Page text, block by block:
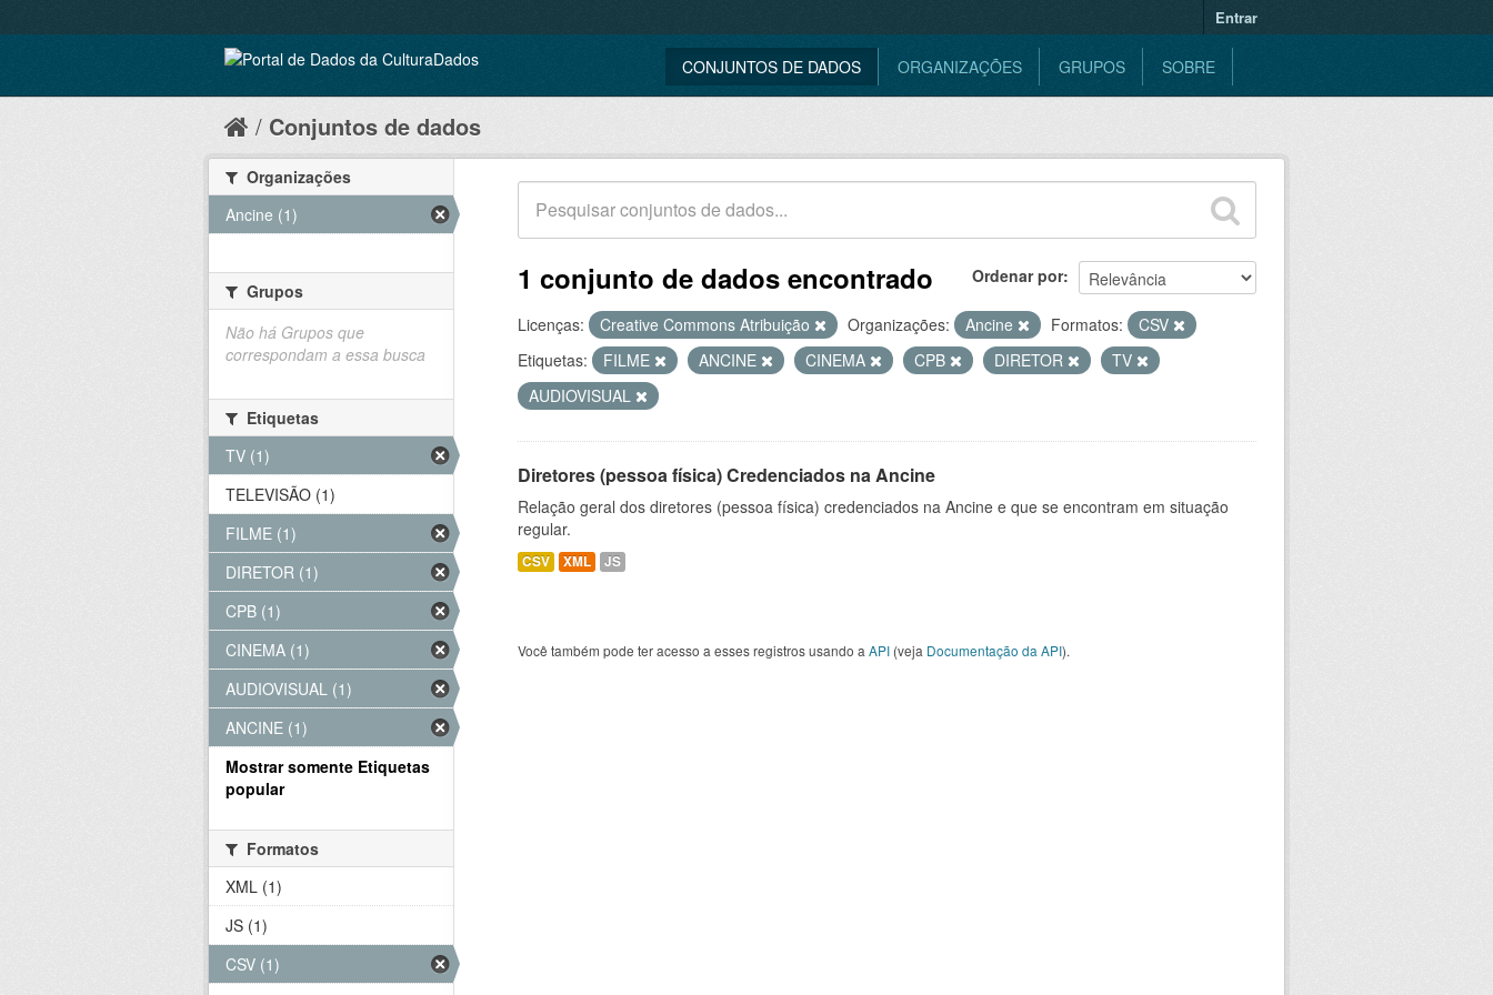
Entrar
CONJUNTOS DE DADOS ORGANIZAÇÕES GRUPOS SOBRE
Conjuntos de dados
Ordenar por
1 conjunto de dados encontrado
Licenças: Creative Commons Atribuição Organizações: Ancine Formatos:
CSV
Etiquetas:
FILME ANCINE CINEMA CPB DIRETOR
TV
AUDIOVISUAL
Diretores (pessoa física) Credenciados na Ancine
Relação geral dos diretores (pessoa física) credenciados na Ancine e que se encontram em situação
regular.
CSV XML JS
Você também pode ter acesso a esses registros usando a API (veja Documentação da API).
Organizações
Ancine (1)
Grupos
Não há Grupos que
correspondam a essa busca
Etiquetas
TV (1)
TELEVISÃO (1)
FILME (1)
DIRETOR (1)
CPB (1)
CINEMA (1)
AUDIOVISUAL (1)
ANCINE (1)
Mostrar somente Etiquetas
popular
Formatos
XML (1)
JS (1)
CSV (1)